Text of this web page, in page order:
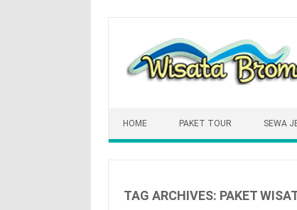
content
HOME PAKET TOUR SEWA
TAG ARCHIVES: PAKET